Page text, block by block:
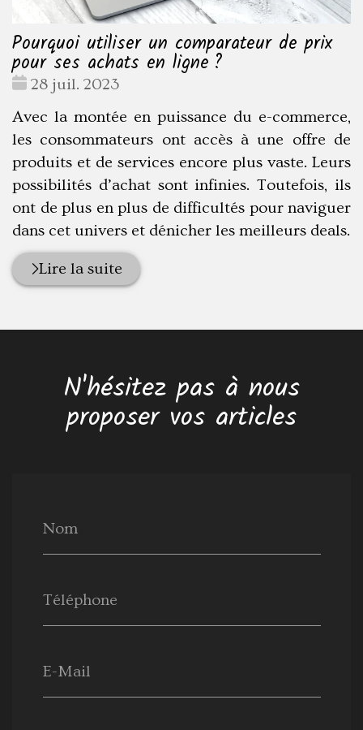
Pourquoi utiliser un comparateur de prix
pour ses achats en ligne ?
Date
28 juil. 2023
Avec la montée en puissance du e-commerce,
les consommateurs ont accès à une offre de
produits et de services encore plus vaste. Leurs
possibilités d’achat sont infinies. Toutefois, ils
ont de plus en plus de difficultés pour naviguer
dans cet univers et dénicher les meilleurs deals.
Lire la suite
N'hésitez pas à nous
proposer vos articles
Nom
Téléphone
E-Mail